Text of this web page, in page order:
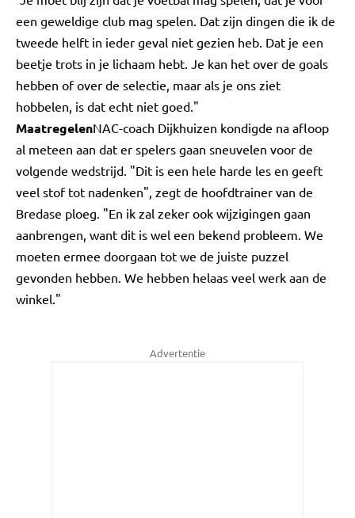
een geweldige club mag spelen. Dat zijn dingen die ik de
tweede helft in ieder geval niet gezien heb. Dat je een
beetje trots in je lichaam hebt. Je kan het over de goals
hebben of over de selectie, maar als je ons ziet
hobbelen, is dat echt niet goed."
MaatregelenNAC-coach Dijkhuizen kondigde na afloop
al meteen aan dat er spelers gaan sneuvelen voor de
volgende wedstrijd. "Dit is een hele harde les en geeft
veel stof tot nadenken", zegt de hoofdtrainer van de
Bredase ploeg. "En ik zal zeker ook wijzigingen gaan
aanbrengen, want dit is wel een bekend probleem. We
moeten ermee doorgaan tot we de juiste puzzel
gevonden hebben. We hebben helaas veel werk aan de
winkel."
Advertentie